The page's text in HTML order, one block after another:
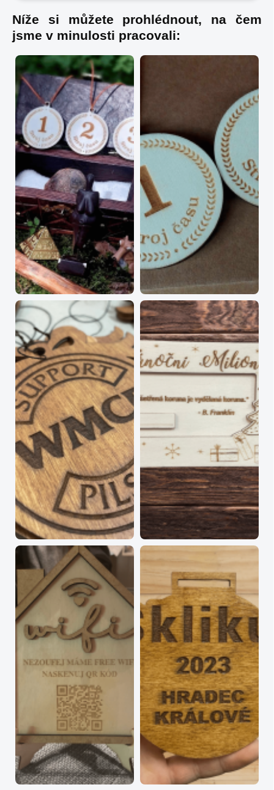
Níže si můžete prohlédnout, na čem
jsme v minulosti pracovali: